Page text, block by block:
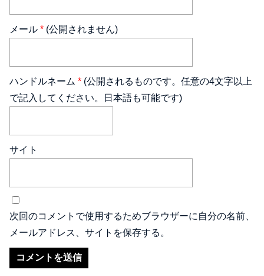
メール * (公開されません)
ハンドルネーム * (公開されるものです。任意の4文字以上
で記入してください。日本語も可能です)
サイト
次回のコメントで使用するためブラウザーに自分の名前、
メールアドレス、サイトを保存する。